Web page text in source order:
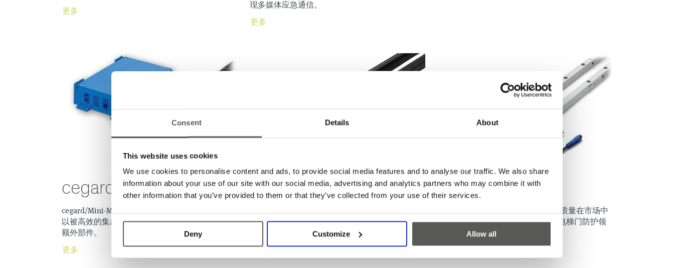
Consent Details About
This website uses cookies
We use cookies to personalise content and ads, to provide social media features and to analyse our traffic. We also share
information about your use of our site with our social media, advertising and analytics partners who may combine it with
other information that you’ve provided to them or that they’ve collected from your use of their services.
Deny Customize Allow all
更多
现多媒体应急通信。
更多
cegard/Mini-MOD
cegard/Mini-MOD的继电器输出和通用电源使其可
以被高效的集成在任意现有电梯系统中，而无需
额外部件。
更多
easygard
要求。产品符合 EN81-20 规范，性能卓越，满足
更多
cegard/Mini
cegard/Mini设计的稳定性是其产品质量在市场中
处于领先地位的关键。这使其成为电梯门防护领
域具性价比的解决方案。